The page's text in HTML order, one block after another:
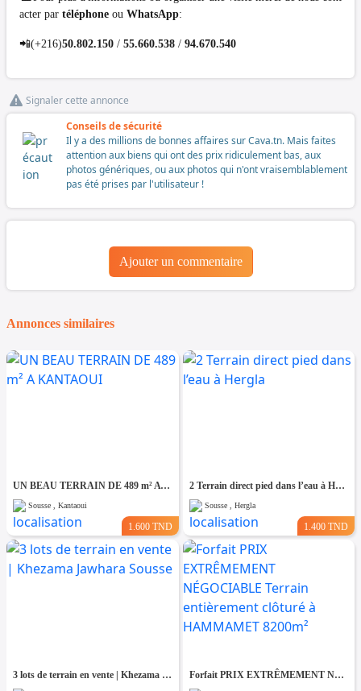
acter par téléphone ou WhatsApp:
📲(+216)50.802.150 / 55.660.538 / 94.670.540
Signaler cette annonce
Conseils de sécurité
Il y a des millions de bonnes affaires sur Cava.tn. Mais faites
attention aux biens qui ont des prix ridiculement bas, aux
photos génériques, ou aux photos qui n'ont vraisemblablement
pas été prises par l'utilisateur !
Ajouter un commentaire
Annonces similaires
UN BEAU TERRAIN DE 489 m² A KANTAOUI
Sousse , Kantaoui
1.600 TND
2 Terrain direct pied dans l’eau à Hergla
Sousse , Hergla
1.400 TND
3 lots de terrain en vente | Khezama Jawhara Sousse Forfait PRIX EXTRÊMEMENT NÉGOCIABLE Terrain entièrement clôturé à HAMMAMET 8200m²